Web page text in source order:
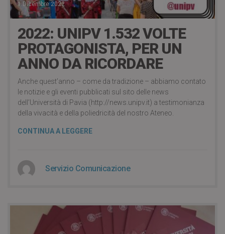
1 Dicembre 2022
2022: UNIPV 1.532 VOLTE
PROTAGONISTA, PER UN
ANNO DA RICORDARE
Anche quest’anno – come da tradizione – abbiamo contato
le notizie e gli eventi pubblicati sul sito delle news
dell’Università di Pavia (http://news.unipv.it) a testimonianza
della vivacità e della poliedricità del nostro Ateneo.
CONTINUA A LEGGERE
Servizio Comunicazione